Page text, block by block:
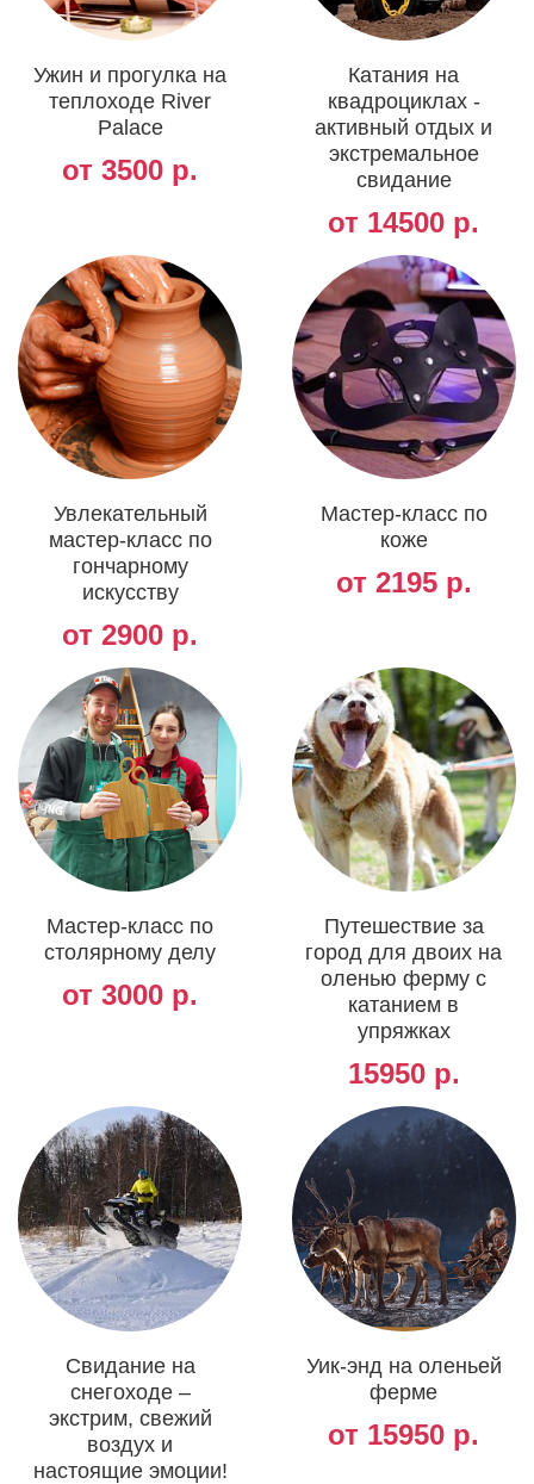
Ужин и прогулка на
теплоходе River
Palace
от 3500 р.
Катания на
квадроциклах -
активный отдых и
экстремальное
свидание
от 14500 р.
Увлекательный
мастер-класс по
гончарному
искусству
от 2900 р.
Мастер-класс по
коже
от 2195 р.
Мастер-класс по
столярному делу
от 3000 р.
Путешествие за
город для двоих на
оленью ферму с
катанием в
упряжках
15950 р.
Свидание на
снегоходе –
экстрим, свежий
воздух и
настоящие эмоции!
Уик-энд на оленьей
ферме
от 15950 р.